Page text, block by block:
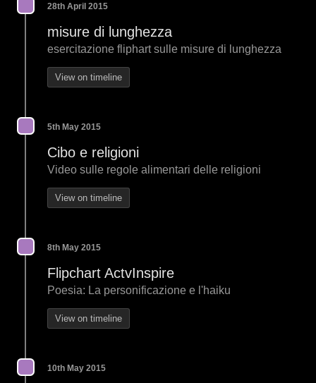
28th April 2015
misure di lunghezza
esercitazione fliphart sulle misure di lunghezza
View on timeline
5th May 2015
Cibo e religioni
Video sulle regole alimentari delle religioni
View on timeline
8th May 2015
Flipchart ActvInspire
Poesia: La personificazione e l'haiku
View on timeline
10th May 2015